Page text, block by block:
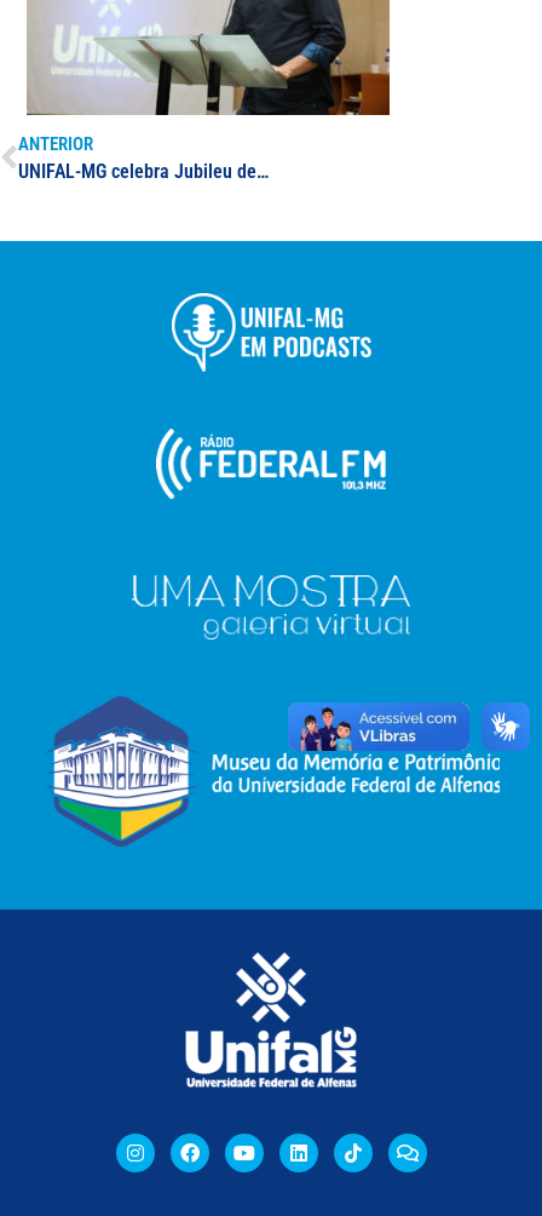
ANTERIOR
UNIFAL-MG celebra Jubileu de Prata das turmas de Odontologia, Enfermagem e Farmácia; solenidades marcam 25 anos das turmas graduadas em 1998